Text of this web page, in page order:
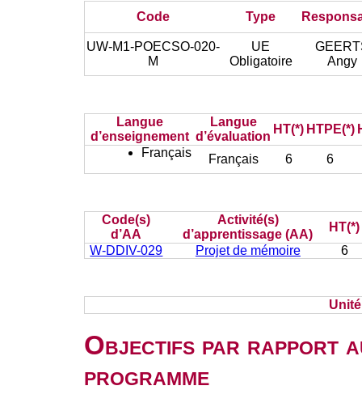
Code Type
UW-M1-POECSO-020-
M
UE
Obligatoire
Angy
Langue
d’enseignement
Langue
d’évaluation
HT(*) HTPE(*)
Français
Français 6 6
Code(s)
d’AA
Activité(s)
d’apprentissage (AA)
HT(*)
W-DDIV-029
Projet de mémoire 6
Objectifs par rapport
programme